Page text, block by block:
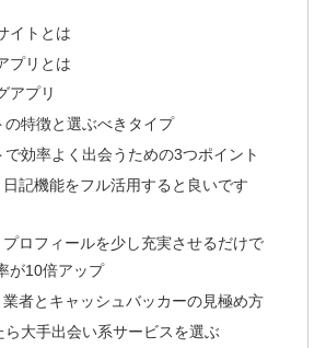
イトとは
プリとは
アプリ
の特徴と選ぶべきタイプ
で効率よく出会うための3つポイント
記機能をフル活用すると良いです
ロフィールを少し充実させるだけで
が10倍アップ
者とキャッシュバッカーの見極め方
ら大手出会い系サービスを選ぶ